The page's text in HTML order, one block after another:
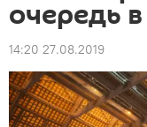
очередь
14:20 27.08.2019